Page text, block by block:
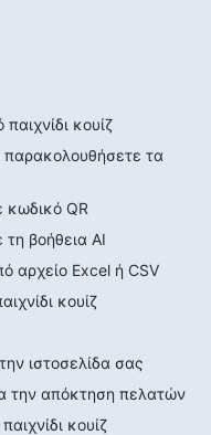
κουίζ
παρακολουθήσετε τα
κωδικό QR
βοήθεια AI
αρχείο Excel ή CSV
κουίζ
ιστοσελίδα σας
την απόκτηση πελατών
κουίζ